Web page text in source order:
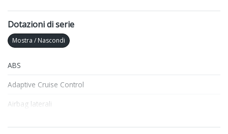
Dotazioni di serie
Mostra / Nascondi
ABS
Adaptive Cruise Control
Airbag laterali